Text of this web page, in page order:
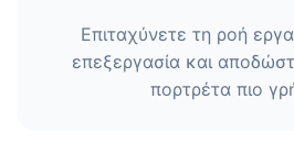
Επιταχύνετε τη ροή
επεξεργασία και
πορτρέτα πιο